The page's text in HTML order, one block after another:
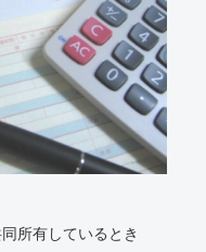
所有しているとき